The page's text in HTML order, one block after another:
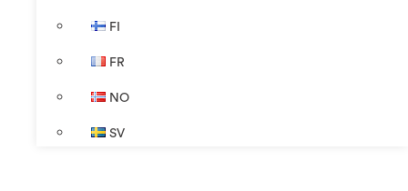
FI
FR
NO
SV